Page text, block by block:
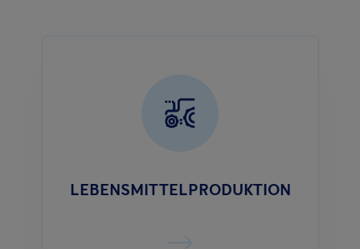
LEBENSMITTELPRODUKTION